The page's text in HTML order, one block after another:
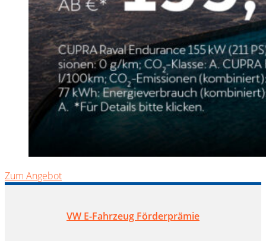
Zum Angebot
VW E-Fahrzeug Förderprämie